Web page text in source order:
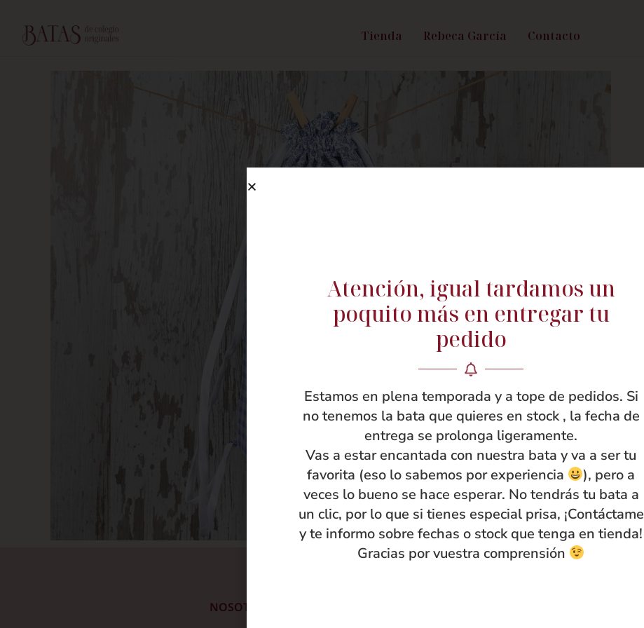
Tienda Rebeca García Contacto
NOSOTRAS
Atención, igual tardamos un
poquito más en entregar tu
pedido
Estamos en plena temporada y a tope de pedidos. Si
no tenemos la bata que quieres en stock , la fecha de
entrega se prolonga ligeramente.
Vas a estar encantada con nuestra bata y va a ser tu
favorita (eso lo sabemos por experiencia
), pero a
veces lo bueno se hace esperar. No tendrás tu bata a
un clic, por lo que si tienes especial prisa, ¡Contáctame
y te informo sobre fechas o stock que tenga en tienda!
Gracias por vuestra comprensión